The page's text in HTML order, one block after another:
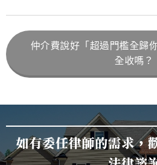
仲介費說好「超過門檻全歸
全收嗎？
如有委任律師的需求，